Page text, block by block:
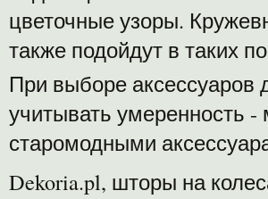
цветочные узоры.
также подойдут в таких
При выборе аксессуаров
учитывать умеренность
старомодными
Dekoria.pl, шторы на